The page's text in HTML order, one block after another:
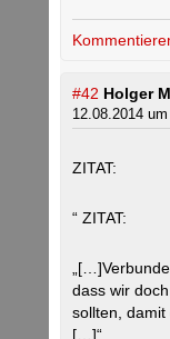
#42 Holger M
12.08.2014
ZITAT:
“ ZITAT:
dass wir
sollten, damit
[…]“